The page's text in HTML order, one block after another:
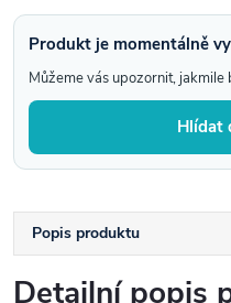
Produkt je momentálně
Můžeme vás upozornit,
Hlídat
Popis produktu
Detailní popis